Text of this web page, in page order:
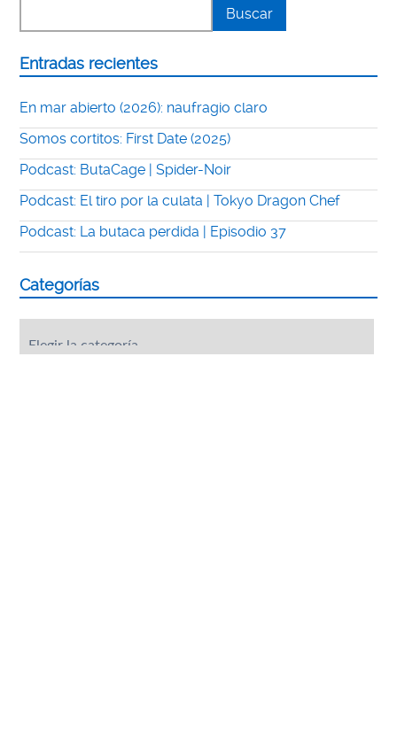
Entradas recientes
En mar abierto (2026): naufragio claro
Somos cortitos: First Date (2025)
Podcast: ButaCage | Spider-Noir
Podcast: El tiro por la culata | Tokyo Dragon Chef
Podcast: La butaca perdida | Episodio 37
Categorías